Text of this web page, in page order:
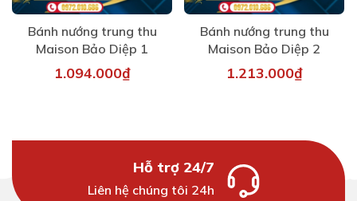
Bánh nướng trung thu
Maison Bảo Diệp 1
1.094.000₫
Bánh nướng trung thu
Maison Bảo Diệp 2
1.213.000₫
Hỗ trợ 24/7
Liên hệ chúng tôi 24h